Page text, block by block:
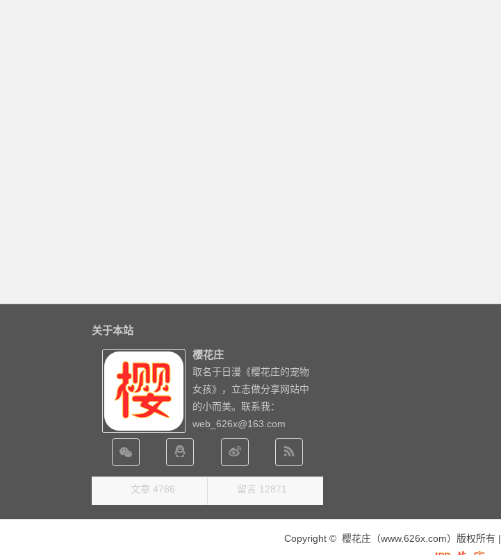
关于本站
樱花庄
取名于日漫《樱花庄的宠物
女孩》，立志做分享网站中
的小而美。联系我：
web_626x@163.com
文章 4786 留言 12871
Copyright © 樱花庄（www.626x.com）版权所有 |